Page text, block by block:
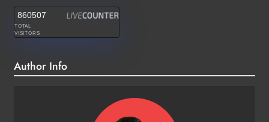
860507
TOTAL
VISITORS
Author Info